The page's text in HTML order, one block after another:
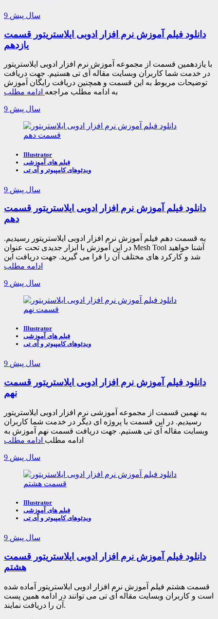
9 سال پیش
دانلود فیلم آموزش نرم افزار ادوبی ایلاستریتور قسمت
یازدهم
با یازدهمین قسمت از مجموعه آموزش نرم افزار ادوبی ایلاستریتور
در خدمت شما کاربران وبسایت مقاله آی تی هستیم. جهت دریافت
توضیحات مربوط به این قسمت و همچنین دریافت رایگان آموزش
به ادامه مطلب مراجعه ادامه مطلب
9 سال پیش
Illustrator
فیلم های آموزشی
ویدئوهای کامپیوتر و آی تی
9 سال پیش
دانلود فیلم آموزش نرم افزار ادوبی ایلاستریتور قسمت
دهم
به قسمت دهم فیلم آموزش نرم افزار ادوبی ایلاستریتور رسیدیم.
در این آموزش با ابزار جدیدی تحت عنوان Mesh Tool آشنا خواهید
شد و کارکرد های مختلف آن را فرا می گیرید. جهت دریافت این
ادامه مطلب
9 سال پیش
Illustrator
فیلم های آموزشی
ویدئوهای کامپیوتر و آی تی
9 سال پیش
دانلود فیلم آموزش نرم افزار ادوبی ایلاستریتور قسمت
نهم
به نهمین قسمت از مجموعه آموزشی نرم افزار ادوبی ایلاستریتور
رسیدیم. در این قسمت با پروژه ای دیگر در خدمت شما کاربران
وبسایت مقاله آی تی هستیم. جهت دریافت قسمت نهم آموزش به
ادامه مطلب ادامه مطلب
9 سال پیش
Illustrator
فیلم های آموزشی
ویدئوهای کامپیوتر و آی تی
9 سال پیش
دانلود فیلم آموزش نرم افزار ادوبی ایلاستریتور قسمت
هشتم
قسمت هشتم فیلم آموزش نرم افزار ادوبی ایلاستریتور آماده شده
است و کاربران وبسایت مقاله آی تی می توانند در ادامه همین پست
آن را دریافت نمایند.